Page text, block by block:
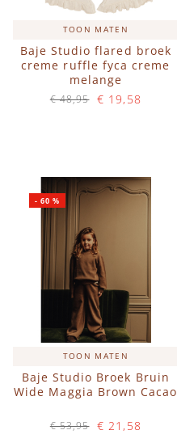
TOON MATEN
Baje Studio flared broek
creme ruffle fyca creme
melange
€ 19,58
€ 48,95
TOON MATEN
Baje Studio Broek Bruin
Wide Maggia Brown Cacao
€ 21,58
€ 53,95
-60 %